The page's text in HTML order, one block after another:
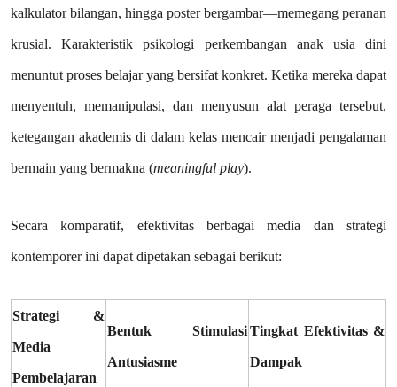
kalkulator bilangan, hingga poster bergambar—memegang peranan
krusial. Karakteristik psikologi perkembangan anak usia dini
menuntut proses belajar yang bersifat konkret. Ketika mereka dapat
menyentuh, memanipulasi, dan menyusun alat peraga tersebut,
ketegangan akademis di dalam kelas mencair menjadi pengalaman
bermain yang bermakna (meaningful play).
Secara komparatif, efektivitas berbagai media dan strategi
kontemporer ini dapat dipetakan sebagai berikut:
Strategi &
Media
Pembelajaran
Bentuk Stimulasi
Antusiasme
Tingkat Efektivitas &
Dampak